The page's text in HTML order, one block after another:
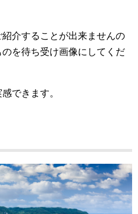
介することが出来ませんの
を待ち受け画像にしてくだ
できます。